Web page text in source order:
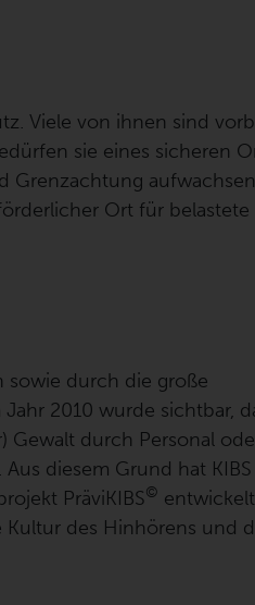
Viele von ihnen sind
sie eines sicheren
Ort für
sowie durch die große
2010 wurde sichtbar,
Gewalt durch Personal
diesem Grund hat KIBS
PräviKIBS©
des Hinhörens und